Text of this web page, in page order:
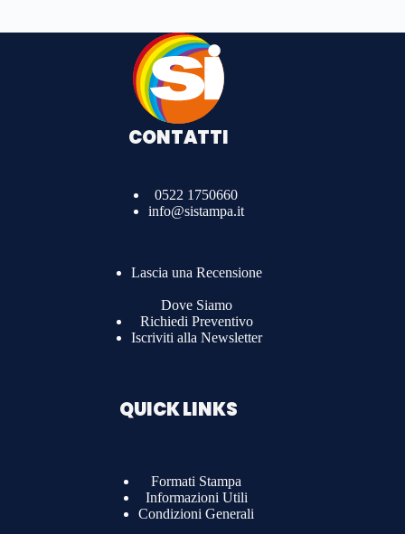
CONTATTI
0522 1750660
info@sistampa.it
Lascia una Recensione
Dove Siamo
Richiedi Preventivo
Iscriviti alla Newsletter
QUICK LINKS
Formati Stampa
Informazioni Utili
Condizioni Generali